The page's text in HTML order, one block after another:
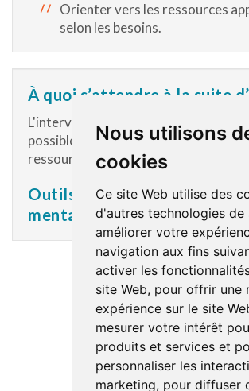
Nous utilisons
cookies
Ce site Web utilise des
d'autres technologies de
améliorer votre
navigation aux fins
activer les
site Web, pour offrir une
expérience sur le site
mesurer votre intérêt
produits et services et
personnaliser les
marketing, pour diffuser
Orienter vers les ressources
selon les besoins.
À quoi s’attendre à la suite
L'intervenant ayant répondu à votre
possiblement orienté vers
ressources. Plusieurs sont disponibles
Outils et informations sur la
mentale
Dernière mise à jour : 4 février 2026
Accessibilité